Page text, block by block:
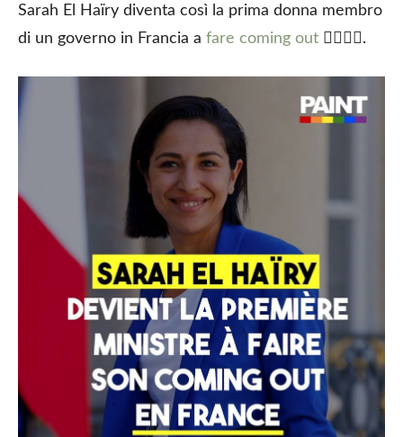
Sarah El Haïry diventa così la prima donna membro
di un governo in Francia a fare coming out 🏳️‍🌈🇫🇷.